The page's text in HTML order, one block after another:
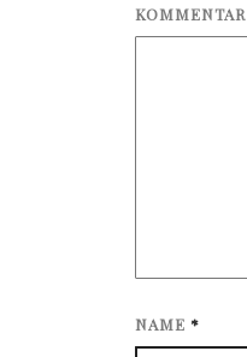
KOMMENTAR
NAME *